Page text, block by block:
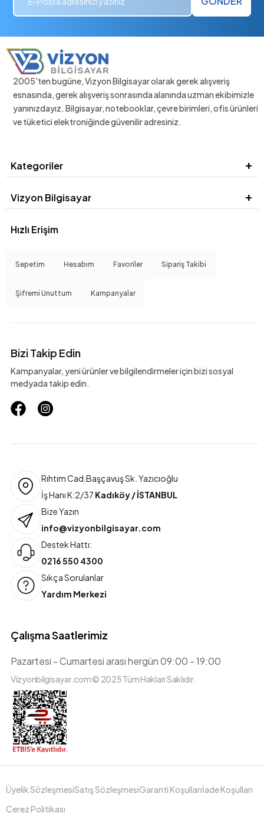
2005'ten bugüne, Vizyon Bilgisayar olarak gerek alışveriş
esnasında, gerek alışveriş sonrasında alanında uzman ekibimizle
yanınızdayız. Bilgisayar, notebooklar, çevre birimleri, ofis ürünleri
ve tüketici elektroniğinde güvenilir adresiniz.
Kategoriler
Vizyon Bilgisayar
Hızlı Erişim
Sepetim Hesabım Favoriler Sipariş Takibi
Şifremi Unuttum Kampanyalar
Bizi Takip Edin
Kampanyalar, yeni ürünler ve bilgilendirmeler için bizi sosyal
medyada takip edin.
Rıhtım Cad.Başçavuş Sk. Yazıcıoğlu
İş Hanı K:2/37 Kadıköy / İSTANBUL
Bize Yazın
info@vizyonbilgisayar.com
Destek Hattı:
0216 550 4300
Sıkça Sorulanlar
Yardım Merkezi
Çalışma Saatlerimiz
Pazartesi - Cumartesi arası hergün 09:00 - 19:00
Vizyonbilgisayar.com © 2025 Tüm Hakları Saklıdır.
Üyelik SözleşmesiSatış SözleşmesiGaranti Koşullarıİade Koşulları
Çerez Politikası